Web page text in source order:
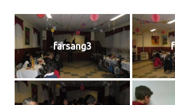
farsang3